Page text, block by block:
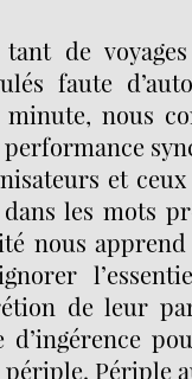
de
faute
minute, nous
et
les mots
nous apprend
de leur
Périple